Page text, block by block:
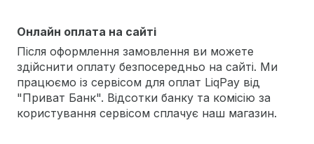
Онлайн оплата на сайті
Після оформлення замовлення ви можете
здійснити оплату безпосередньо на сайті. Ми
працюємо із сервісом для оплат LiqPay від
"Приват Банк". Відсотки банку та комісію за
користування сервісом сплачує наш магазин.